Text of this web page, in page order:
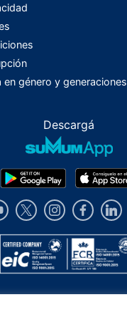
en género y generaciones
Descargá